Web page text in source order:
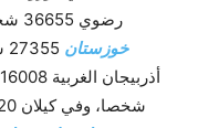
رضوي 36655 شخصًا، وفي اصفهان 29910 أشخاص، وفي
خوزستان